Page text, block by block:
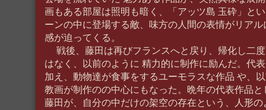
画もある部屋は照明も暗く、「アッツ島 玉砕」と
ーンの中に登場する敵、味方の人間の表情がリア
感が迫ってくる。
戦後、藤田は再びフランスへと戻り、帰化し二
はなく、以前のように 精力的に制作に励んだ。代
加え、動物達が食事をするユーモラスな作品 や、
教画が制作のの中心にもなった。晩年の代表作品
藤田が、自分の中だけの架空の存在という、人形